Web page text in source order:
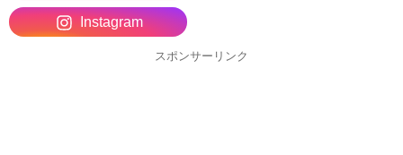
Instagram
スポンサーリンク